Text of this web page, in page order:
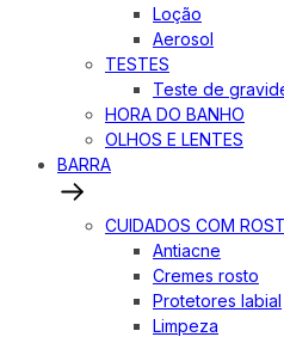
Loção
Aerosol
TESTES
Teste de
HORA DO BANHO
OLHOS E LENTES
BARRA
CUIDADOS COM
Antiacne
Cremes rosto
Protetores labial
Limpeza